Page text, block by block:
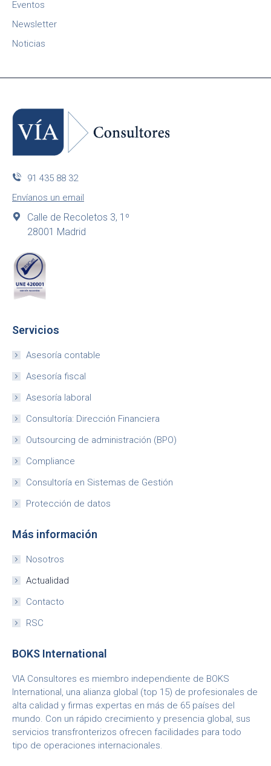
Eventos
Newsletter
Noticias
91 435 88 32
Envíanos un email
Calle de Recoletos 3, 1º
28001 Madrid
Servicios
Asesoría contable
Asesoría fiscal
Asesoría laboral
Consultoría: Dirección Financiera
Outsourcing de administración (BPO)
Compliance
Consultoría en Sistemas de Gestión
Protección de datos
Más información
Nosotros
Actualidad
Contacto
RSC
BOKS International
VIA Consultores es miembro independiente de BOKS
International, una alianza global (top 15) de profesionales de
alta calidad y firmas expertas en más de 65 países del
mundo. Con un rápido crecimiento y presencia global, sus
servicios transfronterizos ofrecen facilidades para todo
tipo de operaciones internacionales.